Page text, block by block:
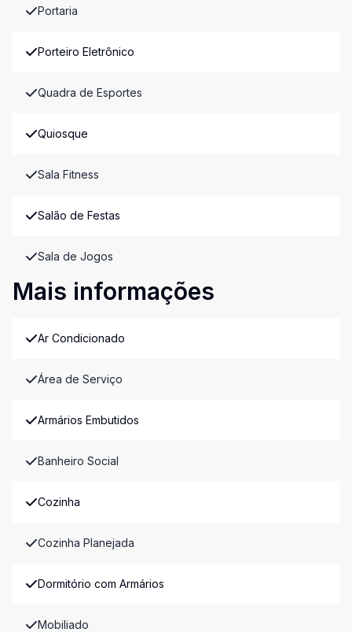
Portaria
Porteiro Eletrônico
Quadra de Esportes
Quiosque
Sala Fitness
Salão de Festas
Sala de Jogos
Mais informações
Ar Condicionado
Área de Serviço
Armários Embutidos
Banheiro Social
Cozinha
Cozinha Planejada
Dormitório com Armários
Mobiliado